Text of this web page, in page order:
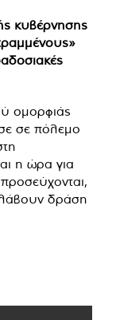
κυβέρνησης
ομορφιάς
σε πόλεμο
η ώρα για
δράση